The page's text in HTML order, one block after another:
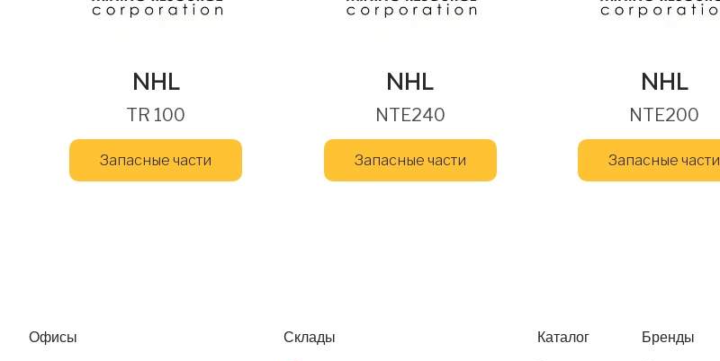
NHL
TR 100
Запасные части
NHL
NTE240
Запасные части
NHL
NTE200
Запасные части
Офисы Склады Каталог Бренды